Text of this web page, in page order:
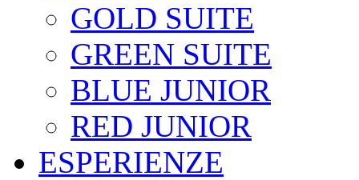
GOLD SUITE
GREEN SUITE
BLUE JUNIOR
RED JUNIOR
ESPERIENZE